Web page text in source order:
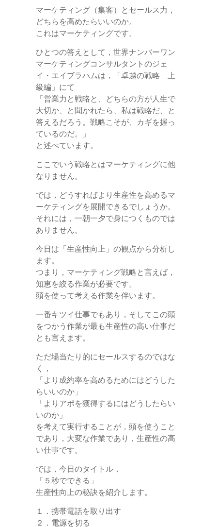
マーケティング（集客）とセールス力，
どちらを高めたらいいのか。
これはマーケティングです。
ひとつの答えとして，世界ナンバーワン
マーケティングコンサルタントのジェ
イ・エイブラハムは，「卓越の戦略 上
級編」にて
「営業力と戦略と、どちらの方が人生で
大切か、と聞かれたら、私は戦略だ、と
答えるだろう。戦略こそが、カギを握っ
ているのだ。」
と述べています。
ここでいう戦略とはマーケティングに他
なりません。
では，どうすればより生産性を高めるマ
ーケティングを展開できるでしょうか。
それには，一朝一夕で身につくものでは
ありません。
今日は「生産性向上」の観点から分析し
ます。
つまり，マーケティング戦略と言えば，
知恵を絞る作業が必要です。
頭を使って考える作業を伴います。
一番キツイ仕事でもあり，そしてこの頭
をつかう作業が最も生産性の高い仕事だ
とも言えます。
ただ場当たり的にセールスするのではな
く，
「より成約率を高めるためにはどうした
らいいのか」
「よりアポを獲得するにはどうしたらい
いのか」
を考えて実行することが，頭を使うこと
であり，大変な作業であり，生産性の高
い仕事です。
では，今日のタイトル，
「５秒でできる」
生産性向上の秘訣を紹介します。
１．携帯電話を取り出す
２．電源を切る